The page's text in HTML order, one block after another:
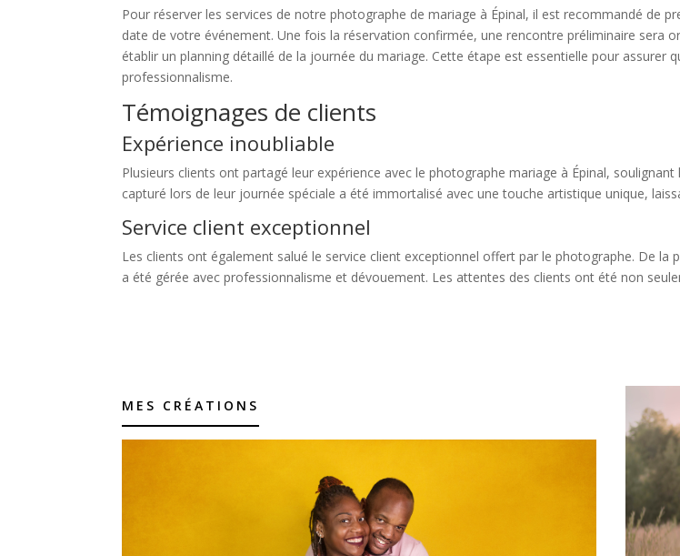
Pour réserver les services de notre photographe de mariage à Épinal, il est recommandé de
date de votre événement. Une fois la réservation confirmée, une rencontre préliminaire sera
établir un planning détaillé de la journée du mariage. Cette étape est essentielle pour
professionnalisme.
Témoignages de clients
Expérience inoubliable
Plusieurs clients ont partagé leur expérience avec le photographe mariage à Épinal,
capturé lors de leur journée spéciale a été immortalisé avec une touche artistique unique,
Service client exceptionnel
Les clients ont également salué le service client exceptionnel offert par le photographe. De
a été gérée avec professionnalisme et dévouement. Les attentes des clients ont été non
MES CRÉATIONS